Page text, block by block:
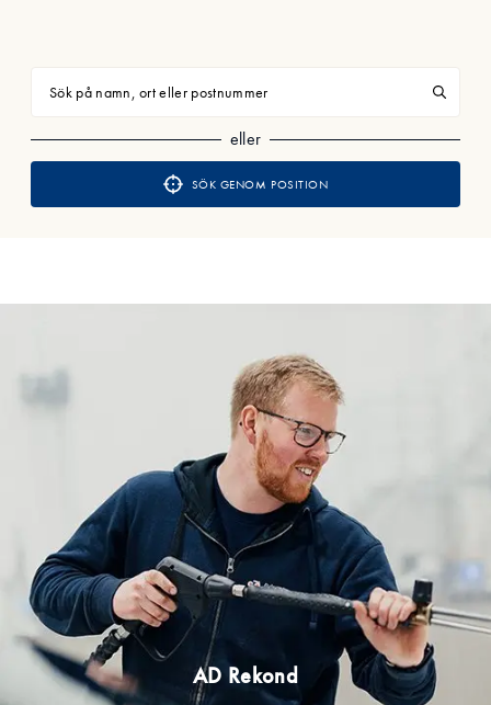
Sök på namn, ort eller postnummer
eller
SÖK GENOM POSITION
AD Rekond